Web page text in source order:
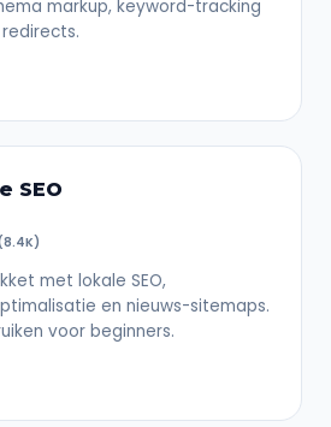
markup, keyword-tracking
SEO
met lokale SEO,
en nieuws-sitemaps.
voor beginners.